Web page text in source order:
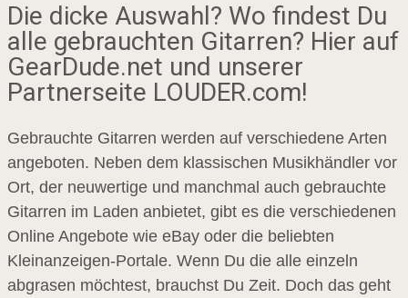
Die dicke Auswahl? Wo findest Du
alle gebrauchten Gitarren? Hier auf
GearDude.net und unserer
Partnerseite LOUDER.com!
Gebrauchte Gitarren werden auf verschiedene Arten
angeboten. Neben dem klassischen Musikhändler vor
Ort, der neuwertige und manchmal auch gebrauchte
Gitarren im Laden anbietet, gibt es die verschiedenen
Online Angebote wie eBay oder die beliebten
Kleinanzeigen-Portale. Wenn Du die alle einzeln
abgrasen möchtest, brauchst Du Zeit. Doch das geht